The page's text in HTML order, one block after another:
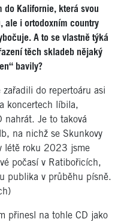
do Kalifornie, která svou
ale i ortodoxním country
A to se vlastně týká
těch skladeb nějaký
bavily?
do repertoáru asi
koncertech líbila,
nahrát. Je to taková
na nichž se Skunkovy
létě roku 2023 jsme
počasí v Ratibořicích,
publika v průběhu písně.
přinesl na tohle CD jako